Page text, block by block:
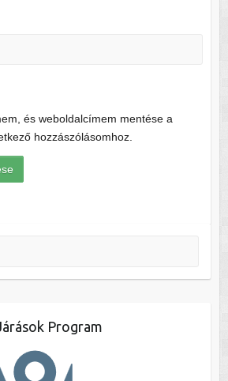
és weboldalcímem mentése a
hozzászólásomhoz.
Program